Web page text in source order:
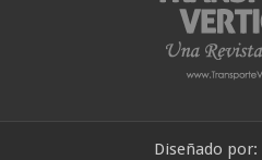
Diseñado por: